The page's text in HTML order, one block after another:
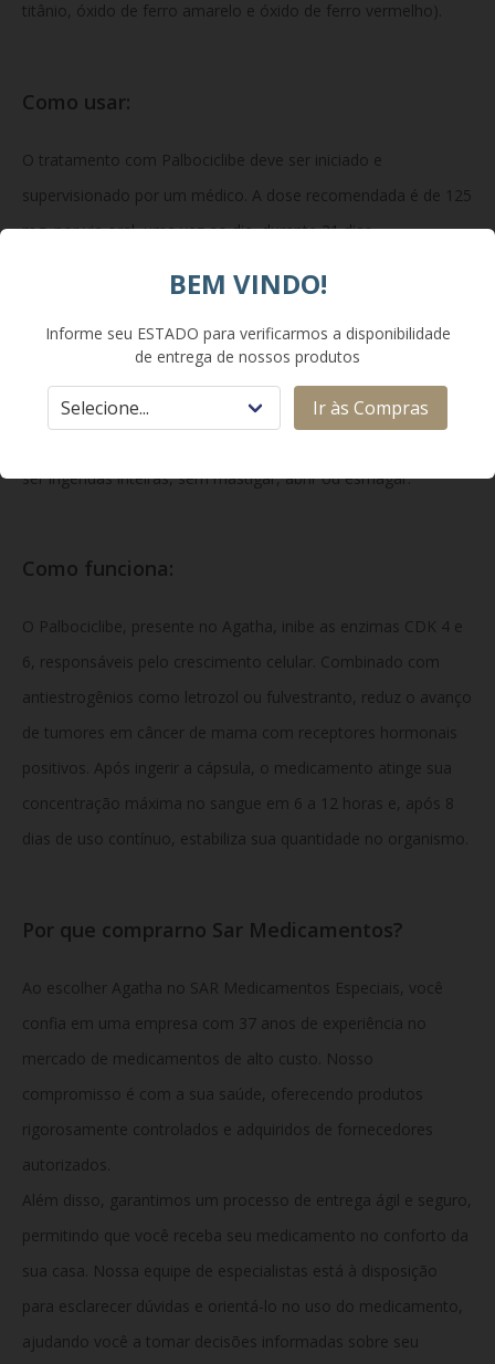
titânio, óxido de ferro amarelo e óxido de ferro vermelho).
Como usar:
O tratamento com Palbociclibe deve ser iniciado e
supervisionado por um médico. A dose recomendada é de 125
mg, por via oral, uma vez ao dia, durante 21 dias
ciclo de 28 dias. Deve ser administrado com alimentos,
preferencialmente no mesmo horário diariamente. Não
consumir grapefruit ou seu suco durante o tratamento. Caso
ocorra vômito ou esquecimento de uma dose, não tomar
ser ingeridas inteiras, sem mastigar, abrir ou esmagar.
Como funciona:
O Palbociclibe, presente no Agatha, inibe as enzimas CDK 4 e
6, responsáveis pelo crescimento celular. Combinado com
antiestrogênios como letrozol ou fulvestranto, reduz o avanço
de tumores em câncer de mama com receptores hormonais
positivos. Após ingerir a cápsula, o medicamento atinge sua
concentração máxima no sangue em 6 a 12 horas e, após 8
dias de uso contínuo, estabiliza sua quantidade no organismo.
Por que comprarno Sar Medicamentos?
Ao escolher Agatha no SAR Medicamentos Especiais, você
confia em uma empresa com 37 anos de experiência no
mercado de medicamentos de alto custo. Nosso
compromisso é com a sua saúde, oferecendo produtos
rigorosamente controlados e adquiridos de fornecedores
autorizados.
Além disso, garantimos um processo de entrega ágil e seguro,
permitindo que você receba seu medicamento no conforto da
sua casa. Nossa equipe de especialistas está à disposição
para esclarecer dúvidas e orientá-lo no uso do medicamento,
ajudando você a tomar decisões informadas sobre seu
BEM VINDO!
Informe seu ESTADO para verificarmos a disponibilidade
de entrega de nossos produtos
Ir às Compras